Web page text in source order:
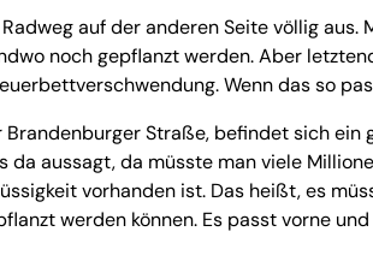
auf der anderen Seite völlig
noch gepflanzt werden. Aber
Wenn das so
Straße, befindet sich
aussagt, da müsste man viele
vorhanden ist. Das heißt, es
werden können. Es passt vorne